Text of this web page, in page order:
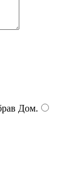
Дом.